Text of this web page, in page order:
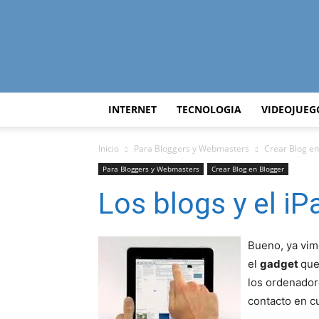
INTERNET TECNOLOGIA
Inicio Para Bloggers y Webmasters Crear Blog
Para Bloggers y Webmasters Crear Blog en Blogger
Los blogs y el
Bueno, ya
el gadget
los
contacto en